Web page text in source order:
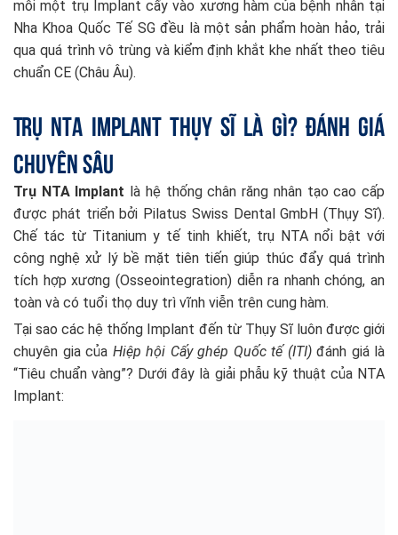
mỗi một trụ Implant cấy vào xương hàm của bệnh nhân tại
Nha Khoa Quốc Tế SG đều là một sản phẩm hoàn hảo, trải
qua quá trình vô trùng và kiểm định khắt khe nhất theo tiêu
chuẩn CE (Châu Âu).
Trụ NTA Implant Thụy Sĩ Là Gì? Đánh Giá
Chuyên Sâu
Trụ NTA Implant là hệ thống chân răng nhân tạo cao cấp
được phát triển bởi Pilatus Swiss Dental GmbH (Thụy Sĩ).
Chế tác từ Titanium y tế tinh khiết, trụ NTA nổi bật với
công nghệ xử lý bề mặt tiên tiến giúp thúc đẩy quá trình
tích hợp xương (Osseointegration) diễn ra nhanh chóng, an
toàn và có tuổi thọ duy trì vĩnh viễn trên cung hàm.
Tại sao các hệ thống Implant đến từ Thụy Sĩ luôn được giới
chuyên gia của Hiệp hội Cấy ghép Quốc tế (ITI)đánh giá là
“Tiêu chuẩn vàng”? Dưới đây là giải phẫu kỹ thuật của NTA
Implant: